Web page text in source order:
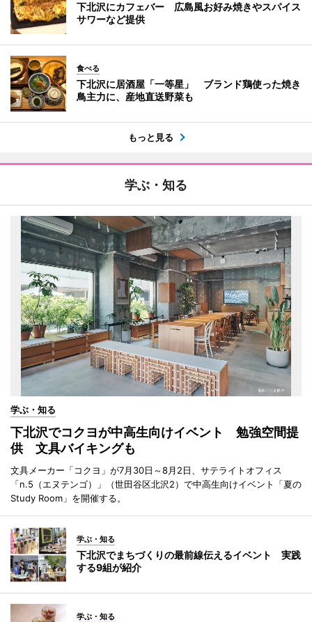
下北沢にカフェバー 広島風お好み焼きやスパイス
サワーなど提供
食べる
下北沢に居酒屋「一等星」 ブランド鶏使った焼き
鳥主力に、産地直送野菜も
もっと見る
学ぶ・知る
学ぶ・知る
下北沢でコクヨが中高生向けイベント 勉強空間提
供 文具バイキングも
文具メーカー「コクヨ」が7月30日～8月2日、サテライトオフィス
「n.5（エヌテンゴ）」（世田谷区北沢2）で中高生向けイベント「夏の
Study Room」を開催する。
学ぶ・知る
下北沢でまちづくりの最前線伝えるイベント 実践
する9組が紹介
学ぶ・知る